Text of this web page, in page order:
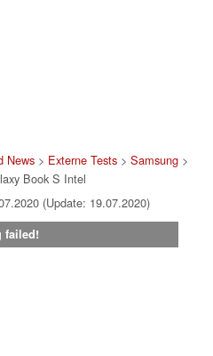
News> Externe Tests> Samsung>
Book S Intel
(Update: 19.07.2020)
failed!